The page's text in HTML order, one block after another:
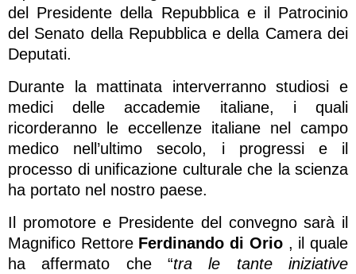
del Presidente della Repubblica e il Patrocinio
del Senato della Repubblica e della Camera dei
Deputati.
Durante la mattinata interverranno studiosi e
medici delle accademie italiane, i quali
ricorderanno le eccellenze italiane nel campo
medico nell’ultimo secolo, i progressi e il
processo di unificazione culturale che la scienza
ha portato nel nostro paese.
Il promotore e Presidente del convegno sarà il
Magnifico Rettore Ferdinando di Orio , il quale
ha affermato che “tra le tante iniziative